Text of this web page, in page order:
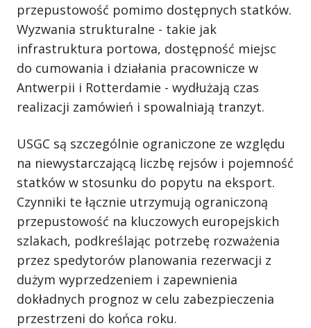
przepustowość pomimo dostępnych statków.
Wyzwania strukturalne - takie jak
infrastruktura portowa, dostępność miejsc
do cumowania i działania pracownicze w
Antwerpii i Rotterdamie - wydłużają czas
realizacji zamówień i spowalniają tranzyt.
USGC są szczególnie ograniczone ze względu
na niewystarczającą liczbę rejsów i pojemność
statków w stosunku do popytu na eksport.
Czynniki te łącznie utrzymują ograniczoną
przepustowość na kluczowych europejskich
szlakach, podkreślając potrzebę rozważenia
przez spedytorów planowania rezerwacji z
dużym wyprzedzeniem i zapewnienia
dokładnych prognoz w celu zabezpieczenia
przestrzeni do końca roku.